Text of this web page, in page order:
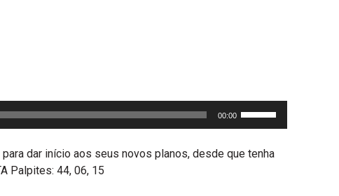
00:00
para
dar início aos seus novos planos, desde que tenha
Palpites: 44, 06, 15